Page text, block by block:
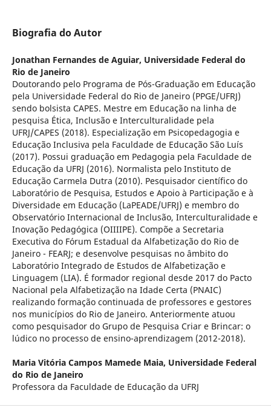
Biografia do Autor
Jonathan Fernandes de Aguiar, Universidade Federal do
Rio de Janeiro
Doutorando pelo Programa de Pós-Graduação em Educação
pela Universidade Federal do Rio de Janeiro (PPGE/UFRJ)
sendo bolsista CAPES. Mestre em Educação na linha de
pesquisa Ética, Inclusão e Interculturalidade pela
UFRJ/CAPES (2018). Especialização em Psicopedagogia e
Educação Inclusiva pela Faculdade de Educação São Luís
(2017). Possui graduação em Pedagogia pela Faculdade de
Educação da UFRJ (2016). Normalista pelo Instituto de
Educação Carmela Dutra (2010). Pesquisador científico do
Laboratório de Pesquisa, Estudos e Apoio à Participação e à
Diversidade em Educação (LaPEADE/UFRJ) e membro do
Observatório Internacional de Inclusão, Interculturalidade e
Inovação Pedagógica (OIIIIPE). Compõe a Secretaria
Executiva do Fórum Estadual da Alfabetização do Rio de
Janeiro - FEARJ; e desenvolve pesquisas no âmbito do
Laboratório Integrado de Estudos de Alfabetização e
Linguagem (LIA). É formador regional desde 2017 do Pacto
Nacional pela Alfabetização na Idade Certa (PNAIC)
realizando formação continuada de professores e gestores
nos municípios do Rio de Janeiro. Anteriormente atuou
como pesquisador do Grupo de Pesquisa Criar e Brincar: o
lúdico no processo de ensino-aprendizagem (2012-2018).
Maria Vitória Campos Mamede Maia, Universidade Federal
do Rio de Janeiro
Professora da Faculdade de Educação da UFRJ